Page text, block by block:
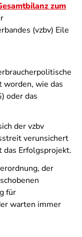
zum
(vzbv) Eile
worden, wie das
oder das
der vzbv
verunsichert
das Erfolgsprojekt.
der
für
warten immer